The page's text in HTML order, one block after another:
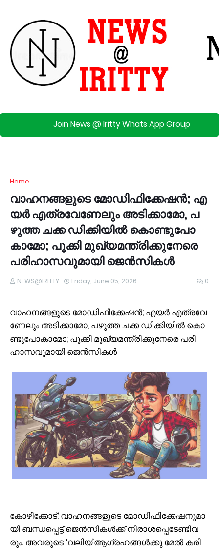
Join News @ Iritty Whats App Group
Home
വാ​ഹ​ന​ങ്ങ​ളു​ടെ മോ​ഡി​ഫി​ക്കേ​ഷ​ൻ; എ​
യ​ര്‍ എ​ത്ര​വേ​ണേ​ലും അ​ടി​ക്കാ​മോ, പ​
ഴു​ത്ത ച​ക്ക ഡി​ക്കി​യി​ല്‍ കൊ​ണ്ടു​പോ​
കാ​മോ; പൂ​ക്കി മു​ഖ്യ​മ​ന്ത്രി​ക്കു​നേ​രെ
പ​രി​ഹാ​സ​വു​മാ​യി ജെ​ൻ​സി​ക​ൾ
NEWS@IRITTY Friday, June 05, 2026 0
വാ​ഹ​ന​ങ്ങ​ളു​ടെ മോ​ഡി​ഫി​ക്കേ​ഷ​ൻ; എ​യ​ര്‍ എ​ത്ര​വേ​
ണേ​ലും അ​ടി​ക്കാ​മോ, പ​ഴു​ത്ത ച​ക്ക ഡി​ക്കി​യി​ല്‍ കൊ​
ണ്ടു​പോ​കാ​മോ; പൂ​ക്കി മു​ഖ്യ​മ​ന്ത്രി​ക്കു​നേ​രെ പ​രി​
ഹാ​സ​വു​മാ​യി ജെ​ൻ​സി​ക​ൾ
കോ​ഴി​ക്കോ​ട്: വാ​ഹ​ന​ങ്ങ​ളു​ടെ മോ​ഡി​ഫി​ക്കേ​ഷ​നു​മാ​
യി ബ​ന്ധ​പ്പെ​ട്ട് ജെ​ന്‍​സി​ക​ള്‍​ക്ക് നി​രാ​ശ​പ്പെ​ടേ​ണ്ടി​വ​
രും. അ​വ​രു​ടെ ‘വ​ലി​യ’​ആ​ഗ്ര​ഹ​ങ്ങ​ള്‍​ക്കു മേ​ല്‍ ക​രി​